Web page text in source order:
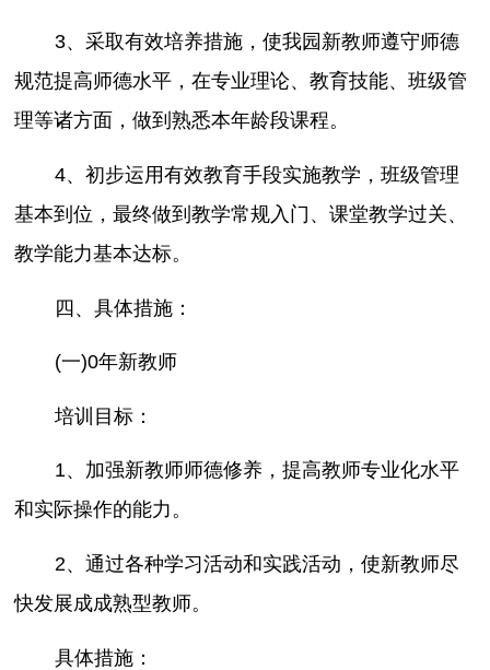
3、采取有效培养措施，使我园新教师遵守师德
规范提高师德水平，在专业理论、教育技能、班级管
理等诸方面，做到熟悉本年龄段课程。
4、初步运用有效教育手段实施教学，班级管理
基本到位，最终做到教学常规入门、课堂教学过关、
教学能力基本达标。
四、具体措施：
(一)0年新教师
培训目标：
1、加强新教师师德修养，提高教师专业化水平
和实际操作的能力。
2、通过各种学习活动和实践活动，使新教师尽
快发展成成熟型教师。
具体措施：